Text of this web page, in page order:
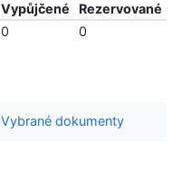
Vypůjčené
Rezervované
0 0
Vybrané dokumenty